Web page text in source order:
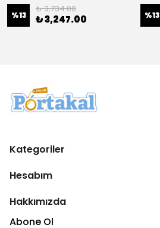
%13
₺ 3,734.00
₺ 3,247.00 %13
Kategoriler
Hesabım
Hakkımızda
Abone Ol